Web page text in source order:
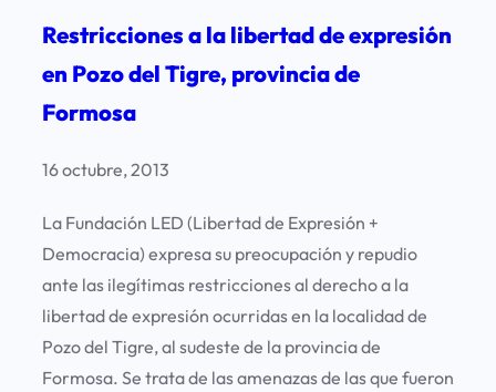
Restricciones a la libertad de expresión
en Pozo del Tigre, provincia de
Formosa
16 octubre, 2013
La Fundación LED (Libertad de Expresión +
Democracia) expresa su preocupación y repudio
ante las ilegítimas restricciones al derecho a la
libertad de expresión ocurridas en la localidad de
Pozo del Tigre, al sudeste de la provincia de
Formosa. Se trata de las amenazas de las que fueron